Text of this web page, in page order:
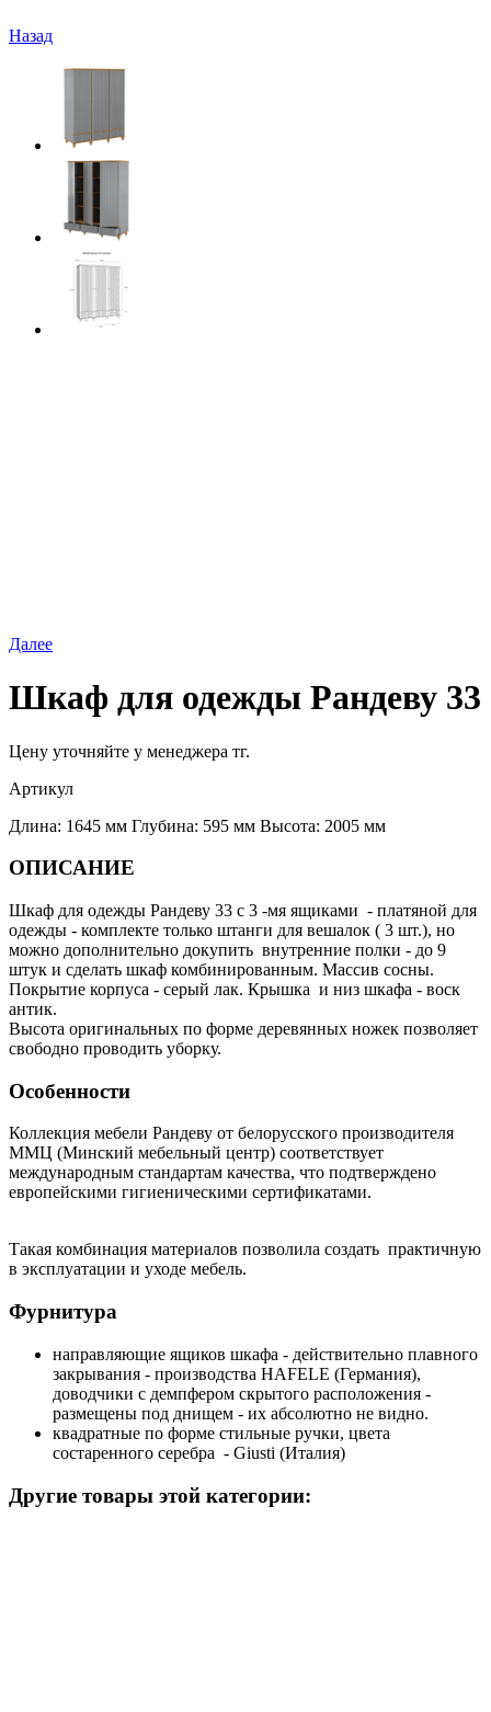
Назад
Далее
Шкаф для одежды Рандеву 33
Цену уточняйте у менеджера тг.
Артикул
Длина: 1645 мм Глубина: 595 мм Высота: 2005 мм
ОПИСАНИЕ
Шкаф для одежды Рандеву 33 с 3 -мя ящиками - платяной для
одежды - комплекте только штанги для вешалок ( 3 шт.), но
можно дополнительно докупить внутренние полки - до 9
штук и сделать шкаф комбинированным. Массив сосны.
Покрытие корпуса - серый лак. Крышка и низ шкафа - воск
антик.
Высота оригинальных по форме деревянных ножек позволяет
свободно проводить уборку.
Особенности
Коллекция мебели Рандеву от белорусского производителя
ММЦ (Минский мебельный центр) соответствует
международным стандартам качества, что подтверждено
европейскими гигиеническими сертификатами.
Такая комбинация материалов позволила создать практичную
в эксплуатации и уходе мебель.
Фурнитура
направляющие ящиков шкафа - действительно плавного
закрывания - производства HAFELE (Германия),
доводчики с демпфером скрытого расположения -
размещены под днищем - их абсолютно не видно.
квадратные по форме стильные ручки, цвета
состаренного серебра - Giusti (Италия)
Другие товары этой категории: